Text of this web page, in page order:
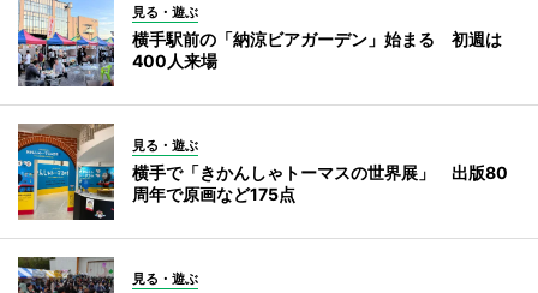
見る・遊ぶ
横手駅前の「納涼ビアガーデン」始まる 初週は
400人来場
見る・遊ぶ
横手で「きかんしゃトーマスの世界展」 出版80
周年で原画など175点
見る・遊ぶ